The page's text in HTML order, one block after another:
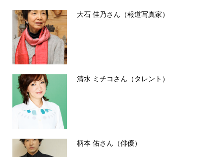
大石 佳乃さん（報道写真家）
清水 ミチコさん（タレント）
柄本 佑さん（俳優）